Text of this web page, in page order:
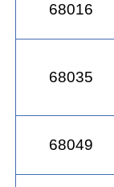
68016
68035
68049